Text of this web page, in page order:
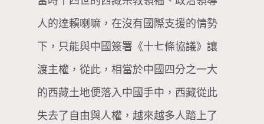
人的達賴喇嘛，在沒有國際支援的情勢
下，只能與中國簽署《十七條協議》讓
渡主權，從此，相當於中國四分之一大
的西藏土地便落入中國手中，西藏從此
失去了自由與人權，越來越多人踏上了